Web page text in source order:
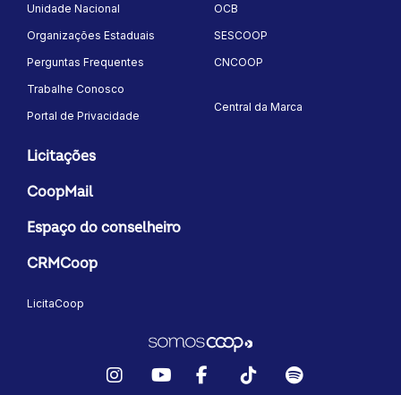
Unidade Nacional
Organizações Estaduais
Perguntas Frequentes
Trabalhe Conosco
Portal de Privacidade
OCB
SESCOOP
CNCOOP
Central da Marca
Licitações
CoopMail
Espaço do conselheiro
CRMCoop
LicitaCoop